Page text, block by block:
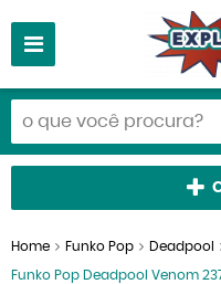
Home Funko Pop Deadpool
Funko Pop Deadpool Venom